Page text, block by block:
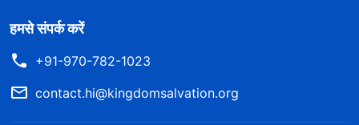
हमसे संपर्क करें
+91-970-782-1023
contact.hi@kingdomsalvation.org